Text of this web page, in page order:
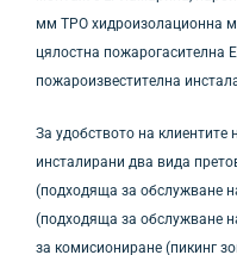
мм TPO хидроизолационна
цялостна пожарогасителна
пожароизвестителна
За удобството на
инсталирани два вида
(подходяща за обслужване
(подходяща за обслужване
за комисиониране (пикинг